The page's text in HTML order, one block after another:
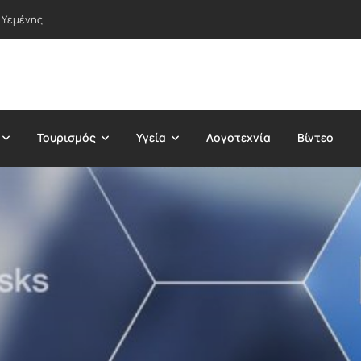
Τουρισμός Υγεία Λογοτεχνία Βίντεο